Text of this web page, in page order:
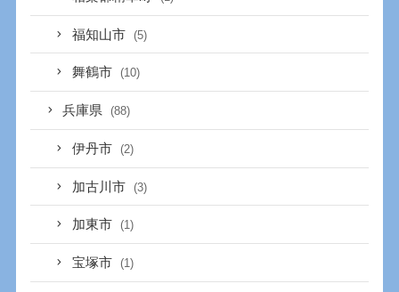
福知山市 (5)
舞鶴市 (10)
兵庫県 (88)
伊丹市 (2)
加古川市 (3)
加東市 (1)
宝塚市 (1)